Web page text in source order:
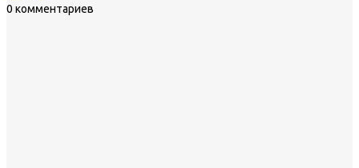
0 комментариев